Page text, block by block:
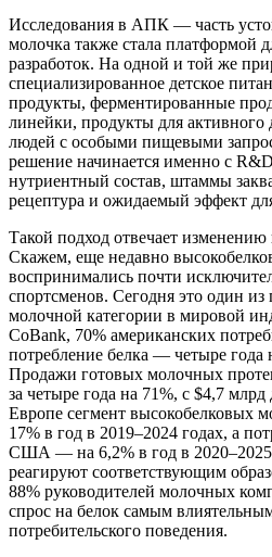
Исследования в АПК — часть
молочка также стала платформой
разработок. На одной и той же
специализированное детское
продукты, ферментированные
линейки, продукты для активного
людей с особыми пищевыми
решение начинается именно с
нутриентный состав, штаммы
рецептура и ожидаемый эффект
Такой подход отвечает изменению
Скажем, еще недавно
воспринимались почти
спортсменов. Сегодня это один из
молочной категории в мировой
CoBank, 70% американских
потребление белка — четыре года
Продажи готовых молочных
за четыре года на 71%, с $4,7
Европе сегмент высокобелковых
17% в год в 2019–2024 годах, а
США — на 6,2% в год в 2020–2025
реагируют соответствующим
88% руководителей молочных
спрос на белок самым
потребительского поведения.